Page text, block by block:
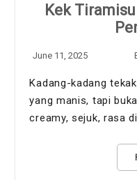
Kek
June 11, 2025
Kadang-kadang
yang manis, tapi
creamy, sejuk, rasa